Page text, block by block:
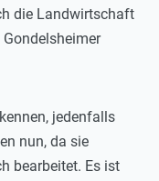
die Landwirtschaft
jedenfalls
nun, da sie
bearbeitet. Es ist